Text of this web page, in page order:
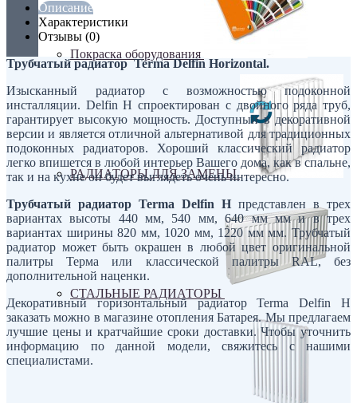
Покраска оборудования
РАДИАТОРЫ ДЛЯ ЗАМЕНЫ
СТАЛЬНЫЕ РАДИАТОРЫ
Описание
Характеристики
Отзывы (0)
Трубчатый радиатор Terma Delfin Horizontal.
Изысканный радиатор с возможностью подоконной
инсталляции. Delfin H спроектирован с двойного ряда труб,
гарантирует высокую мощность. Доступный в декоративной
версии и является отличной альтернативой для традиционных
подоконных радиаторов. Хороший классический радиатор
легко впишется в любой интерьер Вашего дома, как в спальне,
так и на кухне он будет выглядеть очень интересно.
Трубчатый радиатор Terma Delfin H представлен в трех
вариантах высоты 440 мм, 540 мм, 640 мм мм и в трех
вариантах ширины 820 мм, 1020 мм, 1220 мм мм. Трубчатый
радиатор может быть окрашен в любой цвет оригинальной
палитры Терма или классической палитры RAL, без
дополнительной наценки.
Декоративный горизонтальный радиатор Terma Delfin H
заказать можно в магазине отопления Батарея. Мы предлагаем
лучшие цены и кратчайшие сроки доставки. Чтобы уточнить
информацию по данной модели, свяжитесь с нашими
специалистами.